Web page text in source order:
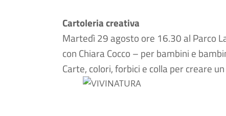
Cartoleria creativa
Martedì 29 agosto ore 16.30 al Parco
con Chiara Cocco – per bambini e
Carte, colori, forbici e colla per creare